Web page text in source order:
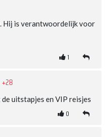
Hij is verantwoordelijk voor
1
+28
de uitstapjes en VIP reisjes
0